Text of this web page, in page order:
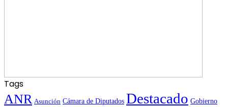
Tags
ANR Asunción Cámara de Diputados Destacado Gobierno